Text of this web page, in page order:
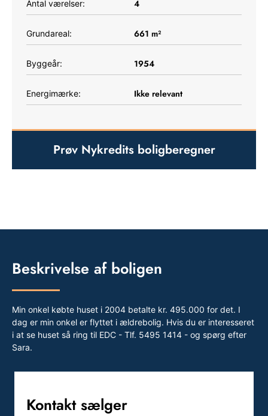
Antal værelser: 4
Grundareal: 661 m²
Byggeår: 1954
Energimærke: Ikke relevant
Prøv Nykredits boligberegner
Beskrivelse af boligen
Min onkel købte huset i 2004 betalte kr. 495.000 for det. I
dag er min onkel er flyttet i ældrebolig. Hvis du er interesseret
i at se huset så ring til EDC - Tlf. 5495 1414 - og spørg efter
Sara.
Kontakt sælger